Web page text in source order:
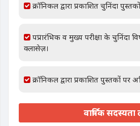
क्रॉनिकल द्वारा प्रकाशित चुनिंदा
पप्रारंभिक व मुख्य परीक्षा के चुनिंदा
क्लासेज़।
क्रॉनिकल द्वारा प्रकाशित पुस्तकों पर
वार्षिक सदस्यता